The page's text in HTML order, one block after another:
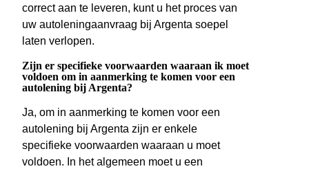
correct aan te leveren, kunt u het proces van
uw autoleningaanvraag bij Argenta soepel
laten verlopen.
Zijn er specifieke voorwaarden waaraan ik moet
voldoen om in aanmerking te komen voor een
autolening bij Argenta?
Ja, om in aanmerking te komen voor een
autolening bij Argenta zijn er enkele
specifieke voorwaarden waaraan u moet
voldoen. In het algemeen moet u een